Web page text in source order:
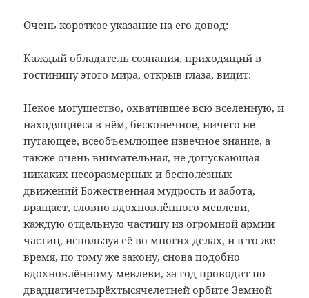
Очень короткое указание на его довод:
Каждый обладатель сознания, приходящий в
гостиницу этого мира, открыв глаза, видит:
Некое могущество, охватившее всю вселенную, и
находящиеся в нём, бесконечное, ничего не
путающее, всеобъемлющее извечное знание, а
также очень внимательная, не допускающая
никаких несоразмерных и бесполезных
движений Божественная мудрость и забота,
вращает, словно вдохновлённого мевлеви,
каждую отдельную частицу из огромной армии
частиц, используя её во многих делах, и в то же
время, по тому же закону, снова подобно
вдохновлённому мевлеви, за год проводит по
двадцатичетырёхтысячелетней орбите Земной